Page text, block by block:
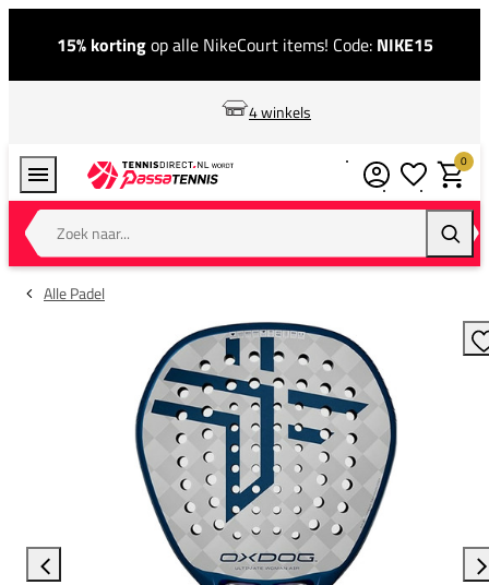
15% kortingop alle NikeCourt items! Code: NIKE15
4 winkels
Zoek naar...
0
Alle Padel